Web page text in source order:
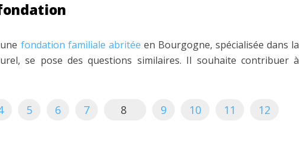
fondation familiale abritée en Bourgogne, spécialisée dans la
se pose des questions similaires. Il souhaite contribuer à
5 6 7 8 9 10 11
12